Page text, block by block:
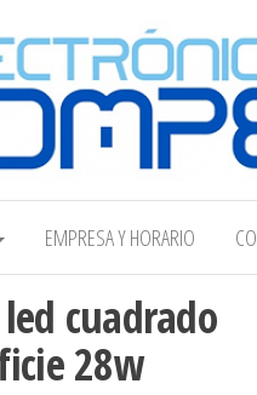
Electrónica COMPEL
EMPRESA Y HORARIO
cuadrado
28w